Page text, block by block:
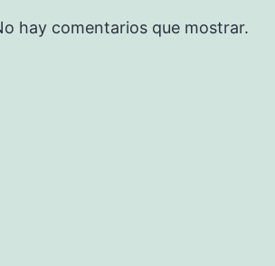
hay comentarios que mostrar.